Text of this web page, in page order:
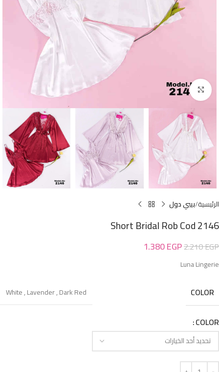
Click to enlarge
الرئيسية بيبي دول
Short Bridal Rob Cod 2146
2.210EGP
1.380EGP
Luna Lingerie
COLOR
White,Lavender,Dark Red
COLOR